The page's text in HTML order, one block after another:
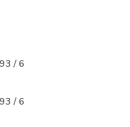
/ 6
/ 6